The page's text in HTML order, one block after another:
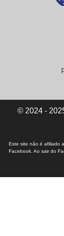
© 2024 -
Este site não é afiliado
Facebook. Ao sair do